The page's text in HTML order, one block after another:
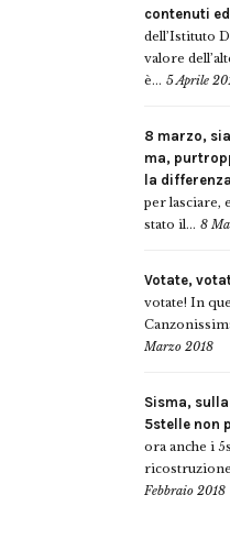
contenuti
dell’Istituto
valore
è... 5 Aprile
8 marzo,
ma,
la
per lasciare,
stato il... 8
Votate,
votate! In
Marzo 2018
Sisma,
5stelle non
ora anche i
Febbraio 2018